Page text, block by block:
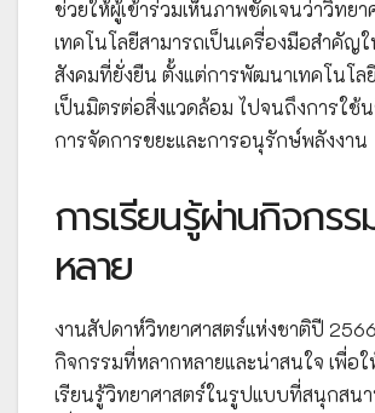
ช่วยให้ผู้เข้าร่วมเห็นภาพชัดเจนว่าวิทยา
เทคโนโลยีสามารถเป็นเครื่องมือสำคัญ
สังคมที่ยั่งยืน ตั้งแต่การพัฒนาเทคโนโล
เป็นมิตรต่อสิ่งแวดล้อม ไปจนถึงการใช้
การจัดการขยะและการอนุรักษ์พลังงาน
การเรียนรู้ผ่านกิจกร
หลาย
งานสัปดาห์วิทยาศาสตร์แห่งชาติปี
กิจกรรมที่หลากหลายและน่าสนใจ เพื่อใ
เรียนรู้วิทยาศาสตร์ในรูปแบบที่สนุกสน